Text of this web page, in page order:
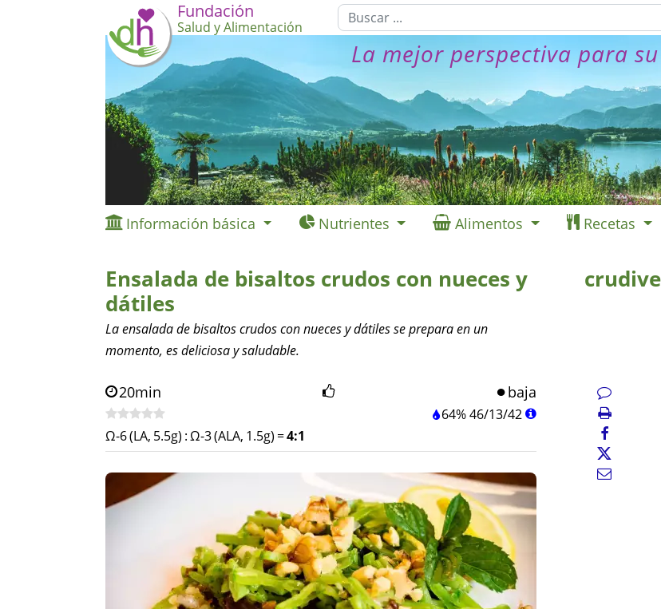
Fundación
Salud y Alimentación
La mejor perspectiva para
Información básica Nutrientes Alimentos Recetas
Ensalada de bisaltos crudos con nueces y
dátiles
La ensalada de bisaltos crudos con nueces y dátiles se prepara en un
momento, es deliciosa y saludable.
20min baja
64%46/13/42
Ω-6 (LA, 5.5g) :Ω-3 (ALA, 1.5g) =4:1